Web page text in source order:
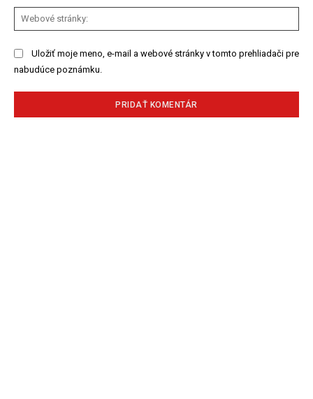
Uložiť moje meno, e-mail a webové stránky v tomto prehliadači pre
nabudúce poznámku.